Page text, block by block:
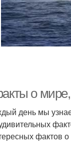
о
день мы
фактов